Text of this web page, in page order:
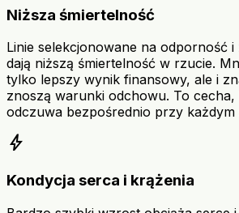
Niższa śmiertelność
Linie selekcjonowane na odporność
dają niższą śmiertelność w rzucie.
tylko lepszy wynik finansowy, ale i
znoszą warunki odchowu. To
odczuwa bezpośrednio przy każdym
bolt
Kondycja serca i krążenia